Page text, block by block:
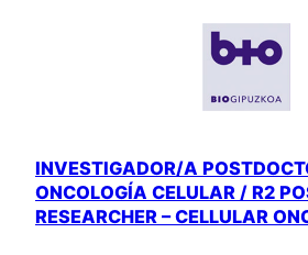
INVESTIGADOR/A
ONCOLOGÍA CELULAR / R2
RESEARCHER – CELLULAR